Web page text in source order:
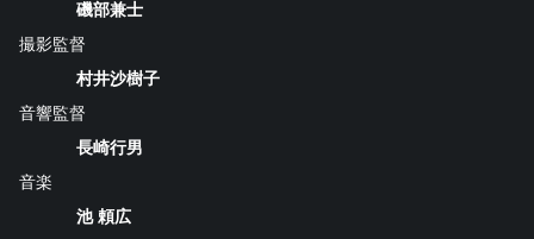
磯部兼士
撮影監督
村井沙樹子
音響監督
長崎行男
音楽
池 頼広